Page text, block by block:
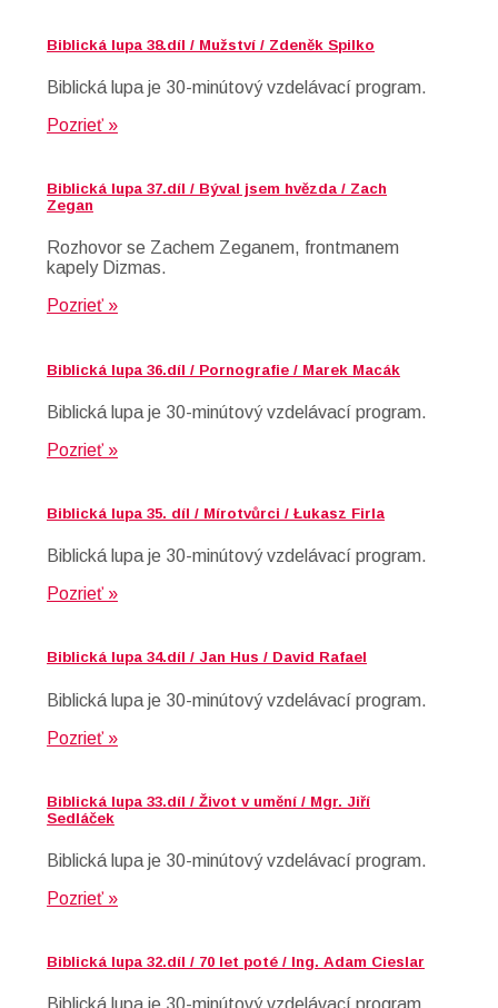
Biblická lupa 38.díl / Mužství / Zdeněk Spilko
Biblická lupa je 30-minútový vzdelávací program.
Pozrieť »
Biblická lupa 37.díl / Býval jsem hvězda / Zach
Zegan
Rozhovor se Zachem Zeganem, frontmanem
kapely Dizmas.
Pozrieť »
Biblická lupa 36.díl / Pornografie / Marek Macák
Biblická lupa je 30-minútový vzdelávací program.
Pozrieť »
Biblická lupa 35. díl / Mírotvůrci / Łukasz Firla
Biblická lupa je 30-minútový vzdelávací program.
Pozrieť »
Biblická lupa 34.díl / Jan Hus / David Rafael
Biblická lupa je 30-minútový vzdelávací program.
Pozrieť »
Biblická lupa 33.díl / Život v umění / Mgr. Jiří
Sedláček
Biblická lupa je 30-minútový vzdelávací program.
Pozrieť »
Biblická lupa 32.díl / 70 let poté / Ing. Adam Cieslar